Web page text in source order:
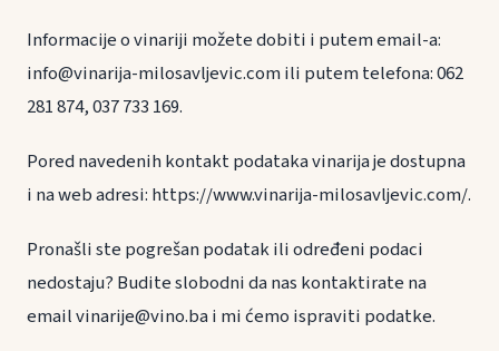
Informacije o vinariji možete dobiti i putem email-a:
info@vinarija-milosavljevic.com ili putem telefona: 062
281 874, 037 733 169.
Pored navedenih kontakt podataka vinarija je dostupna
i na web adresi: https://www.vinarija-milosavljevic.com/.
Pronašli ste pogrešan podatak ili određeni podaci
nedostaju? Budite slobodni da nas kontaktirate na
email vinarije@vino.ba i mi ćemo ispraviti podatke.